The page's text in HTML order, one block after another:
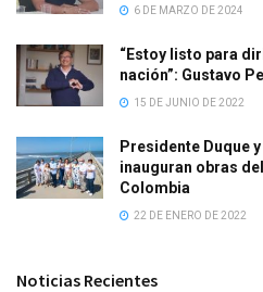
6 DE MARZO DE 2024
“Estoy listo para
nación”: Gustavo
15 DE JUNIO DE 2022
Presidente Duque
inauguran obras
Colombia
22 DE ENERO DE 2022
Noticias Recientes